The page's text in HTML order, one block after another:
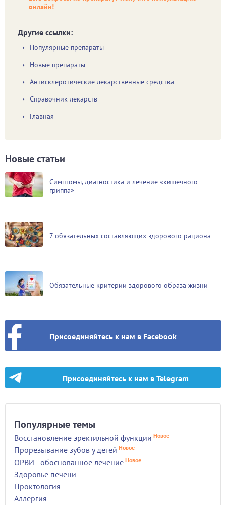
онлайн!
Другие ссылки:
Популярные препараты
Новые препараты
Антисклеротические лекарственные средства
Справочник лекарств
Главная
Новые статьи
Симптомы, диагностика и лечение «кишечного
гриппа»
7 обязательных составляющих здорового рациона
Обязательные критерии здорового образа жизни
Присоединяйтесь к нам в Facebook
Присоединяйтесь к нам в Telegram
Популярные темы
Восстановление эректильной функции Новое
Прорезывание зубов у детей Новое
ОРВИ - обоснованное лечение Новое
Здоровье печени
Проктология
Аллергия